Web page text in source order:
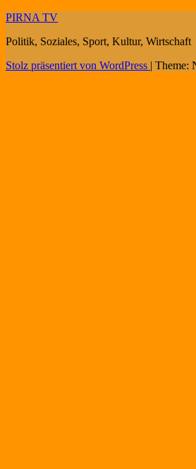
PIRNA TV
Politik, Soziales, Sport, Kultur, Wirtschaft
Stolz präsentiert von WordPress | Theme: